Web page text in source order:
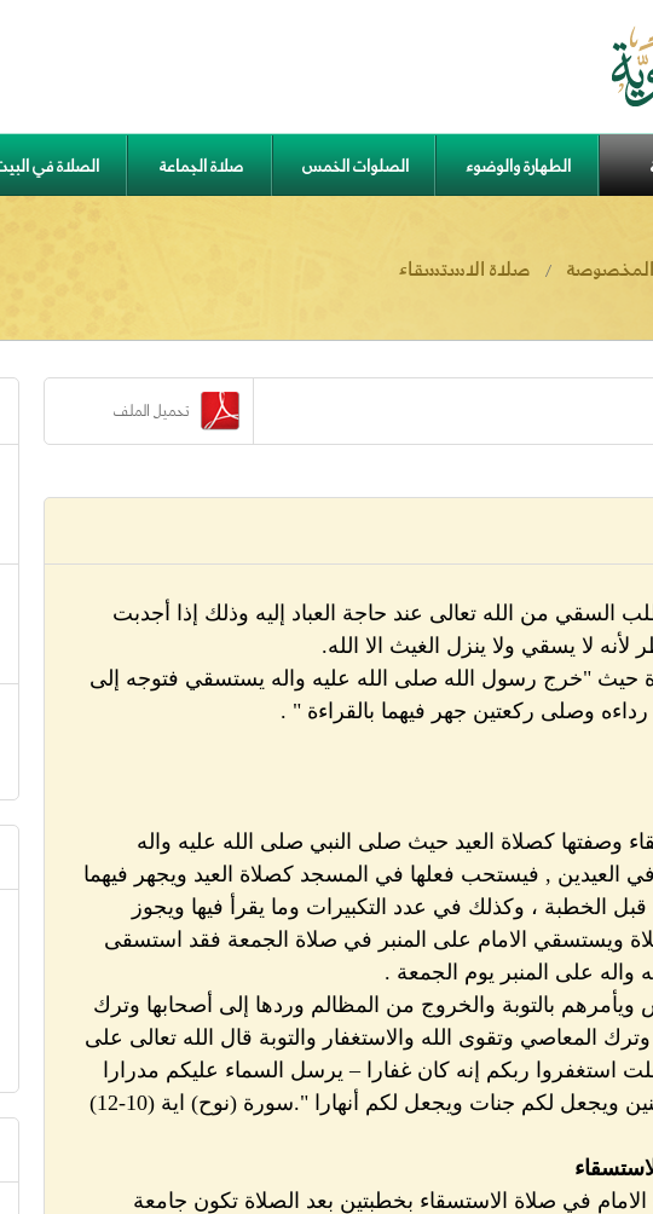
الطهارة والوضوء الصلوات الخمس صلاة الجماعة الصلاة في
/ صلاة الاستسقاء
تحميل الملف
السقي من الله تعالى عند حاجة العباد إليه وذلك إذا أجدبت
لا يسقي ولا ينزل الغيث الا الله.
حيث "خرج رسول الله صلى الله عليه واله يستسقي فتوجه إلى
رداءه وصلى ركعتين جهر فيهما بالقراءة " .
وصفتها كصلاة العيد حيث صلى النبي صلى الله عليه واله
العيدين , فيستحب فعلها في المسجد كصلاة العيد ويجهر فيهما
الخطبة ، وكذلك في عدد التكبيرات وما يقرأ فيها ويجوز
ويستسقي الامام على المنبر في صلاة الجمعة فقد استسقى
واله على المنبر يوم الجمعة .
ويأمرهم بالتوبة والخروج من المظالم وردها إلى أصحابها وترك
المعاصي وتقوى الله والاستغفار والتوبة قال الله تعالى على
استغفروا ربكم إنه كان غفارا – يرسل السماء عليكم مدرارا
ويجعل لكم جنات ويجعل لكم أنهارا ".سورة (نوح) اية (10-12)
في صلاة الاستسقاء بخطبتين بعد الصلاة تكون جامعة